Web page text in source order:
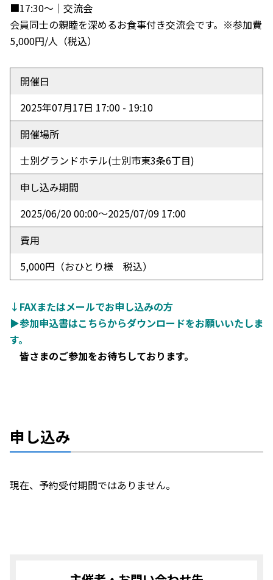
■17:30～｜交流会
会員同士の親睦を深めるお食事付き交流会です。※参加費
5,000円/人（税込）
開催日
2025年07月17日 17:00 - 19:10
開催場所
士別グランドホテル(士別市東3条6丁目)
申し込み期間
2025/06/20 00:00〜2025/07/09 17:00
費用
5,000円（おひとり様 税込）
↓FAXまたはメールでお申し込みの方
▶参加申込書はこちらからダウンロードをお願いいたしま
す。
皆さまのご参加をお待ちしております。
申し込み
現在、予約受付期間ではありません。